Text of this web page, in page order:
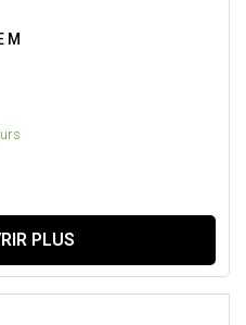
M
PLUS